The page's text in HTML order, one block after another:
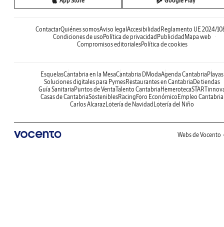
ContactarQuiénes somosAviso legalAccesibilidadReglamento UE 2024/
Condiciones de usoPolítica de privacidadPublicidadMapa web
Compromisos editorialesPolítica de cookies
EsquelasCantabria en la MesaCantabria DModaAgenda CantabriaPlayas
Soluciones digitales para PymesRestaurantes en CantabriaDe tiendas
Guía SanitariaPuntos de VentaTalento CantabriaHemeroteca
Casas de CantabriaSosteniblesRacingForo EconómicoEmpleo Cantabria
Carlos AlcarazLotería de NavidadLotería del Niño
Webs de Vocento